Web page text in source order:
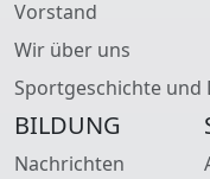
Vorstand
Wir über uns
Sportgeschichte
BILDUNG
Nachrichten